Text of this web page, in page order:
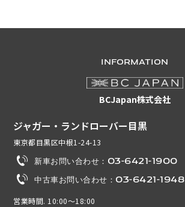
INFORMATION
BCJapan株式会社
ジャガー・ランドローバー目黒
東京都目黒区中根1-24-13
新車お問い合わせ：03-6421-1900
中古車お問い合わせ：03-6421-1948
営業時間. 10:00～18:00